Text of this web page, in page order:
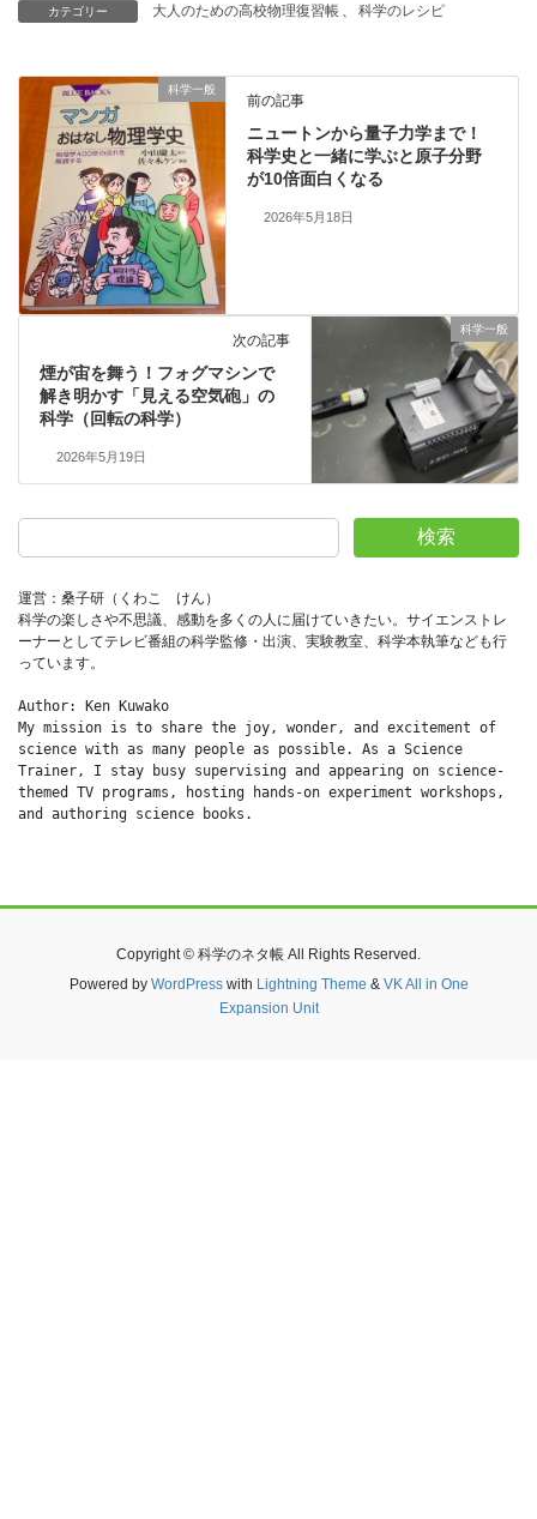
カテゴリー 大人のための高校物理復習帳 、 科学のレシピ
科学一般
前の記事
ニュートンから量子力学まで！
科学史と一緒に学ぶと原子分野
が10倍面白くなる
2026年5月18日
科学一般
次の記事
煙が宙を舞う！フォグマシンで
解き明かす「見える空気砲」の
科学（回転の科学）
2026年5月19日
検索
運営：桑子研（くわこ　けん）
科学の楽しさや不思議、感動を多くの人に届けていきたい。サイエンストレ
ーナーとしてテレビ番組の科学監修・出演、実験教室、科学本執筆なども行
っています。
Author: Ken Kuwako
My mission is to share the joy, wonder, and excitement of
science with as many people as possible. As a Science
Trainer, I stay busy supervising and appearing on science-
themed TV programs, hosting hands-on experiment workshops,
and authoring science books.
Copyright © 科学のネタ帳 All Rights Reserved.
Powered by WordPresswith Lightning Theme & VK All in One
Expansion Unit